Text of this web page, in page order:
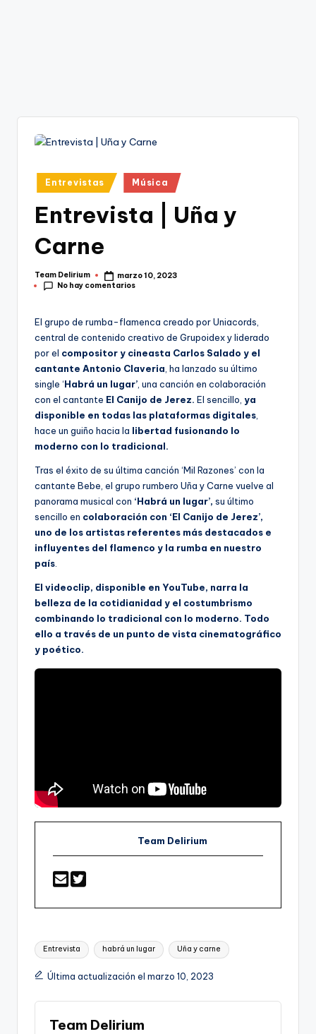
Publicado
en
Entrevistas Música
Entrevista | Uña y
Carne
Publicado
por
Team Delirium
marzo 10, 2023
No hay comentarios
El grupo de rumba-flamenca creado por Uniacords,
central de contenido creativo de Grupoidex y liderado
por el compositor y cineasta Carlos Salado y el
cantante Antonio Claveria , ha lanzado su último
single ‘Habrá un lugar’ , una canción en colaboración
con el cantante El Canijo de Jerez. El sencillo, ya
disponible en todas las plataformas digitales
hace un guiño hacia la libertad fusionando lo
moderno con lo tradicional.
Tras el éxito de su última canción ‘Mil Razones’ con la
cantante Bebe, el grupo rumbero Uña y Carne vuelve al
panorama musical con ‘Habrá un lugar’, su último
sencillo en colaboración con ‘El Canijo de Jerez’,
uno de los artistas referentes más destacados e
influyentes del flamenco y la rumba en nuestro
país
El videoclip, disponible en YouTube, narra la
belleza de la cotidianidad y el costumbrismo
combinando lo tradicional con lo moderno. Todo
ello a través de un punto de vista cinematográfico
y poético.
Team Delirium
Etiquetas:
Entrevista habrá un lugar Uña y carne
Última actualización el marzo 10, 2023
Team Delirium